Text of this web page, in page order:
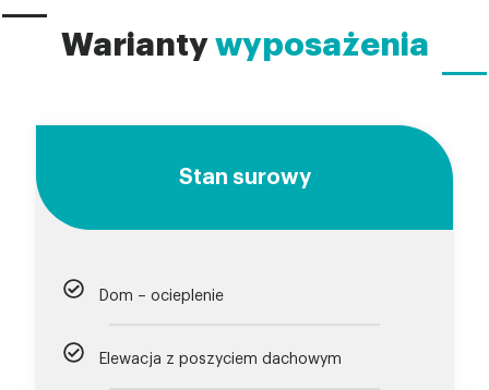
Warianty wyposażenia
Stan surowy
Dom – ocieplenie
Elewacja z poszyciem dachowym